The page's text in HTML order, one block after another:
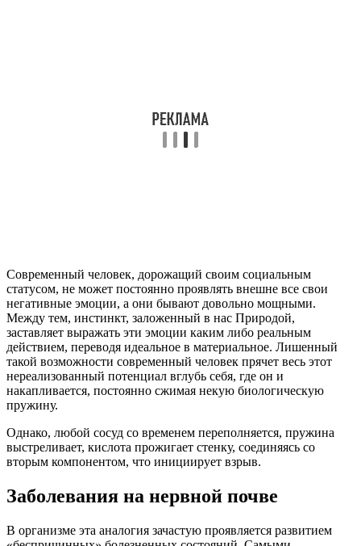
Современный человек, дорожащий своим социальным
статусом, не может постоянно проявлять внешне все свои
негативные эмоции, а они бывают довольно мощными.
Между тем, инстинкт, заложенный в нас Природой,
заставляет выражать эти эмоции каким либо реальным
действием, переводя идеальное в материальное. Лишенный
такой возможности современный человек прячет весь этот
нереализованный потенциал вглубь себя, где он и
накапливается, постоянно сжимая некую биологическую
пружину.
Однако, любой сосуд со временем переполняется, пружина
выстреливает, кислота прожигает стенку, соединяясь со
вторым компонентом, что инициирует взрыв.
Заболевания на нервной почве
В организме эта аналогия зачастую проявляется развитием